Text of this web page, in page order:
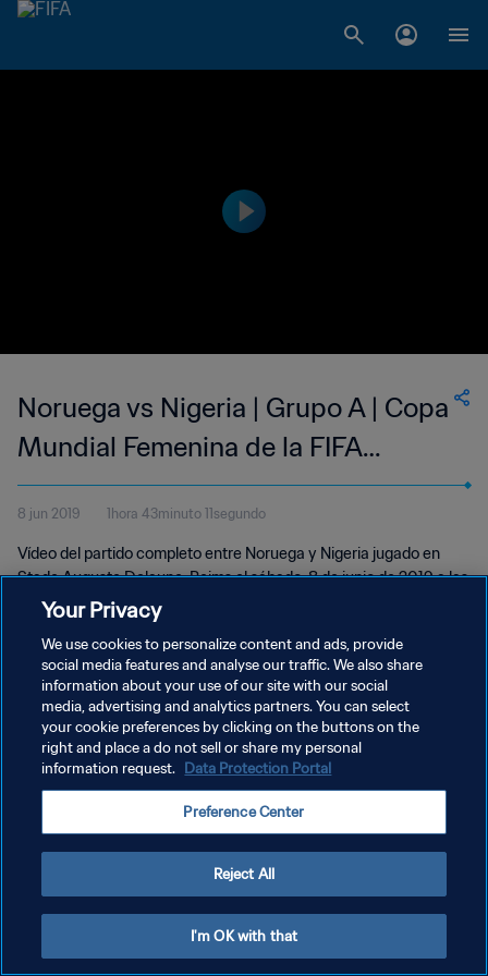
Noruega vs Nigeria | Grupo A | Copa
Mundial Femenina de la FIFA
Francia 2019™ | Partido Completo
8 jun 2019 1hora 43minuto 11segundo
Vídeo del partido completo entre Noruega y Nigeria jugado en
Stade Auguste Delaune, Reims el sábado, 8 de junio de 2019 a las
21:00 (hora local).
POLÍTICA DE PRIVACIDAD
TÉRMINOS DE SERVICIO
AJUSTAR LA CONFIGURACIÓN DE LAS COOKIES
Your Privacy
We use cookies to personalize content and ads, provide
social media features and analyse our traffic. We also share
information about your use of our site with our social
media, advertising and analytics partners. You can select
your cookie preferences by clicking on the buttons on the
right and place a do not sell or share my personal
information request. Data Protection Portal
Preference Center
Reject All
I'm OK with that